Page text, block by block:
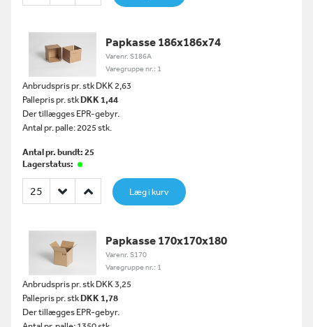
Papkasse 186x186x74
Varenr. S186A
Varegruppe nr.: 1
Anbrudspris pr. stk DKK 2,63
Pallepris pr. stkDKK 1,44
Der tillægges EPR-gebyr.
Antal pr. palle: 2025 stk.
Antal pr. bundt: 25
Lagerstatus:
Læg i kurv
Papkasse 170x170x180
Varenr. S170
Varegruppe nr.: 1
Anbrudspris pr. stk DKK 3,25
Pallepris pr. stkDKK 1,78
Der tillægges EPR-gebyr.